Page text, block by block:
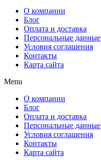
О компании
Блог
Оплата и доставка
Персональные данные
Условия соглашения
Контакты
Карта сайта
Menu
О компании
Блог
Оплата и доставка
Персональные данные
Условия соглашения
Контакты
Карта сайта